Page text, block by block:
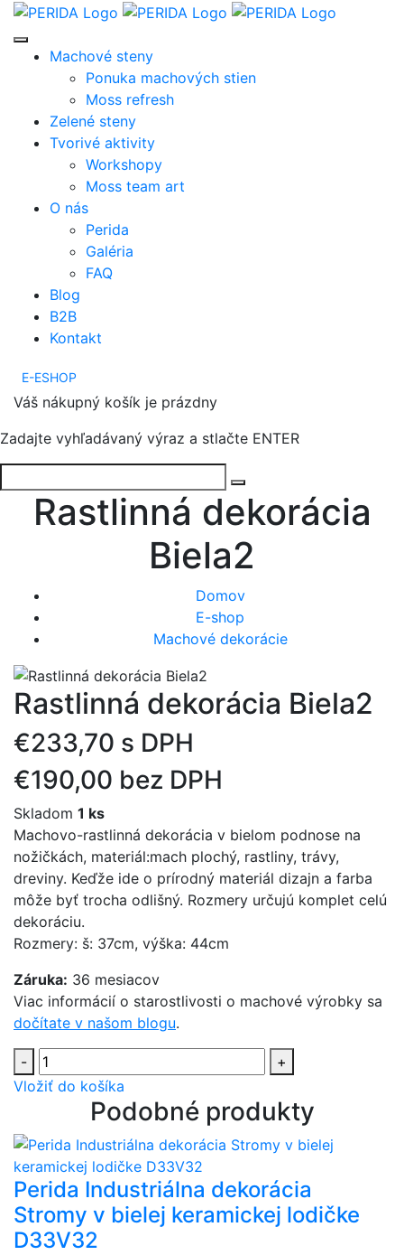
Machové steny
Ponuka machových stien
Moss refresh
Zelené steny
Tvorivé aktivity
Workshopy
Moss team art
O nás
Perida
Galéria
FAQ
Blog
B2B
Kontakt
E-ESHOP
Váš nákupný košík je prázdny
Zadajte vyhľadávaný výraz a stlačte ENTER
Rastlinná dekorácia
Biela2
Domov
E-shop
Machové dekorácie
Rastlinná dekorácia Biela2
€233,70 s DPH
€190,00 bez DPH
Skladom 1 ks
Machovo-rastlinná dekorácia v bielom podnose na
nožičkách, materiál:mach plochý, rastliny, trávy,
dreviny. Keďže ide o prírodný materiál dizajn a farba
môže byť trocha odlišný. Rozmery určujú komplet celú
dekoráciu.
Rozmery: š: 37cm, výška: 44cm
Záruka: 36 mesiacov
Viac informácií o starostlivosti o machové výrobky sa
dočítate v našom blogu.
-
+
Vložiť do košíka
Podobné produkty
Perida Industriálna dekorácia
Stromy v bielej keramickej lodičke
D33V32